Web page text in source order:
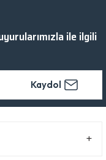
ile ilgili
Kaydol